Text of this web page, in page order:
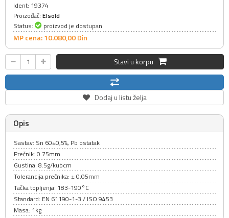
Ident: 19374
Proizođač: Elsold
Status:
proizvod je dostupan
MP cena: 10.080,00Din
Stavi u korpu
Dodaj u listu želja
Opis
Sastav: Sn 60±0,5%, Pb ostatak
Prečnik: 0.75mm
Gustina: 8.5g/kubcm
Tolerancija prečnika: ± 0.05mm
Tačka topljenja: 183-190°C
Standard: EN 61190-1-3 / ISO 9453
Masa: 1kg